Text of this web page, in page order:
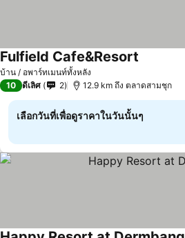
บ้าน / อพาร์ทเมนท์ทั้งหลัง
Fulfield Cafe&Resort
10 ดีเลิศ 2 12.9 km ถึง ตลาดสามชุก
เลือกวันที่เพื่อดูราคาในวันนั้นๆ